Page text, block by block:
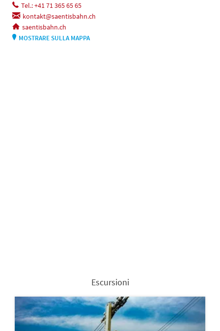
Tel.: +41 71 365 65 65
kontakt@saentisbahn.ch
saentisbahn.ch
MOSTRARE SULLA MAPPA
Escursioni